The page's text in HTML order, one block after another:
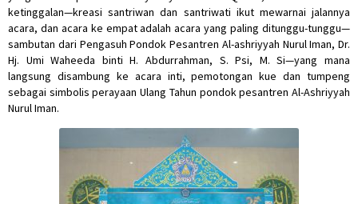
ketinggalan—kreasi santriwan dan santriwati ikut mewarnai jalannya
acara, dan acara ke empat adalah acara yang paling ditunggu-tunggu—
sambutan dari Pengasuh Pondok Pesantren Al-ashriyyah Nurul Iman, Dr.
Hj. Umi Waheeda binti H. Abdurrahman, S. Psi, M. Si—yang mana
langsung disambung ke acara inti, pemotongan kue dan tumpeng
sebagai simbolis perayaan Ulang Tahun pondok pesantren Al-Ashriyyah
Nurul Iman.